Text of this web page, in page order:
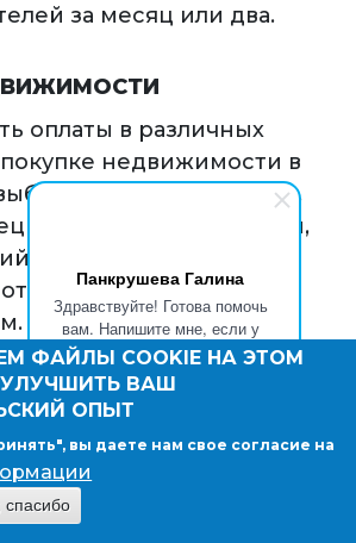
Панкрушева Галина
Здравствуйте! Готова помочь
вам. Напишите мне, если у
вас появятся вопросы.
за месяц или два.
оплаты в различных
недвижимости в
валюты для оплаты,
лира, евро, доллары,
рубли, в
соглашения с
в различных регионах: В
обычно выражаются в
как на побережье
евро.
валюты в договоре:
с продавцом,
ФАЙЛЫ COOKIE НА ЭТОМ
ВАШ
ОПЫТ
вы даете нам свое согласие на
спасибо